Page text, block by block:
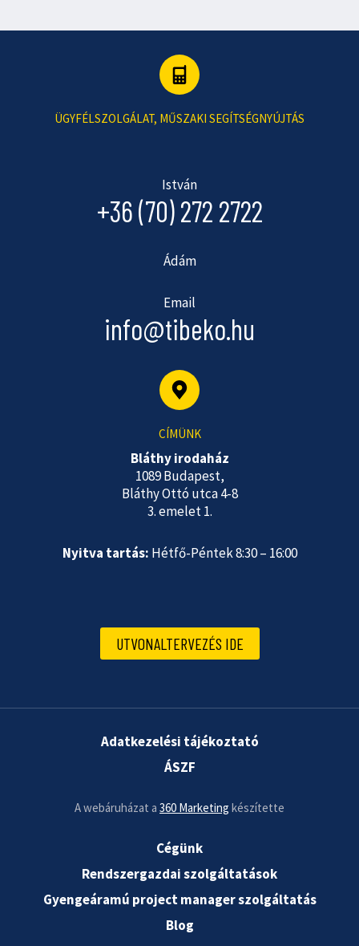
ÜGYFÉLSZOLGÁLAT, MŰSZAKI SEGÍTSÉGNYÚJTÁS
István
+36 (70) 272 2722
Ádám
Email
info@tibeko.hu
CÍMÜNK
Bláthy irodaház
1089 Budapest,
Bláthy Ottó utca 4-8
3. emelet 1.
Nyitva tartás: Hétfő-Péntek 8:30 – 16:00
UTVONALTERVEZÉS IDE
Cégünk
Rendszergazdai szolgáltatások
Gyengeáramú project manager szolgáltatás
Blog
Adatkezelési tájékoztató
ÁSZF
A webáruházat a 360 Marketing készítette